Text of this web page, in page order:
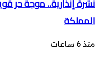
نشرة إنذارية.. موجة حر
المملكة
منذ 6 ساعات